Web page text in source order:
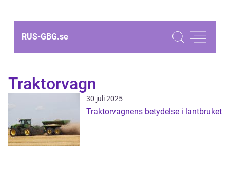
RUS-GBG.se
Traktorvagn
30 juli 2025
Traktorvagnens betydelse i lantbruket